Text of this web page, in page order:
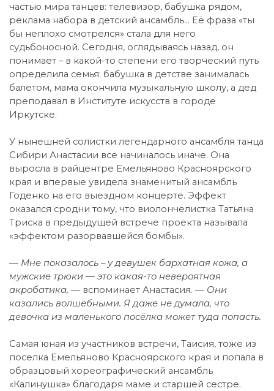
частью мира танцев: телевизор, бабушка рядом,
реклама набора в детский ансамбль… Её фраза «ты
бы неплохо смотрелся» стала для него
судьбоносной. Сегодня, оглядываясь назад, он
понимает – в какой-то степени его творческий путь
определила семья: бабушка в детстве занималась
балетом, мама окончила музыкальную школу, а дед
преподавал в Институте искусств в городе
Иркутске.
У нынешней солистки легендарного ансамбля танца
Сибири Анастасии все начиналось иначе. Она
выросла в райцентре Емельяново Красноярского
края и впервые увидела знаменитый ансамбль
Годенко на его выездном концерте. Эффект
оказался сродни тому, что виолончелистка Татьяна
Триска в предыдущей встрече проекта называла
«эффектом разорвавшейся бомбы».
— Мне показалось – у девушек бархатная кожа, а
мужские трюки — это какая-то невероятная
акробатика, — вспоминает Анастасия. — Они
казались волшебными. Я даже не думала, что
девочка из маленького посёлка может туда попасть.
Самая юная из участников встречи, Таисия, тоже из
поселка Емельяново Красноярского края и попала в
образцовый хореографический ансамбль
«Калинушка» благодаря маме и старшей сестре.